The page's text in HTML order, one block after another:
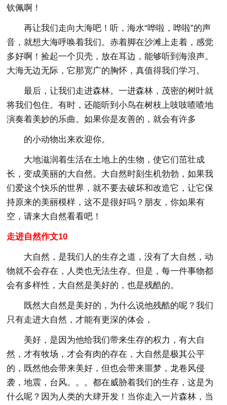
钦佩啊！
再让我们走向大海吧！听，海水“哗啦，哗啦”的声
音，就想大海呼唤着我们。赤着脚在沙滩上走着，感觉
多好啊！捡起一个贝壳，放在耳边，能够听到海浪声。
大海无边无际，它那宽广的胸怀，真值得我们学习。
最后，让我们走进森林。一进森林，茂密的树叶就
将我们包住。有时，还能听到小鸟在树枝上吱吱喳喳地
演奏着美妙的乐曲。如果你是友善的，就会有许多
的小动物出来欢迎你。
大地滋润着生活在土地上的生物，使它们茁壮成
长，变成美丽的大自然。大自然时刻生机勃勃，如果我
们爱这个快乐的世界，就不要去破坏和改造它，让它保
持原来的美丽模样，这不是很好吗？朋友，你如果有
空，请来大自然看看吧！
走进自然作文10
大自然，是我们人的生存之道，没有了大自然，动
物就不会存在，人类也无法生存。但是，每一件事物都
会有多样性，大自然是美好的，也是残酷的。
既然大自然是美好的，为什么说他残酷的呢？我们
只有走进大自然，才能有更深的体会，
美好，是因为他给我们带来生存的权力，有大自
然，才有牧场，才会有肉的存在，大自然是极其公平
的，既然他会带来美好，但也会带来噩梦，龙卷风侵
袭，地震，台风。。。都在威胁着我们的生存，这是为
什么呢？因为人类的大肆开发！当你走入一片森林，当